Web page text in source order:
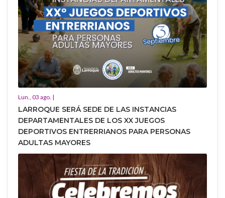
Lun., 03 ago. |
LARROQUE SERÁ SEDE DE LAS INSTANCIAS
DEPARTAMENTALES DE LOS XX JUEGOS
DEPORTIVOS ENTRERRIANOS PARA PERSONAS
ADULTAS MAYORES